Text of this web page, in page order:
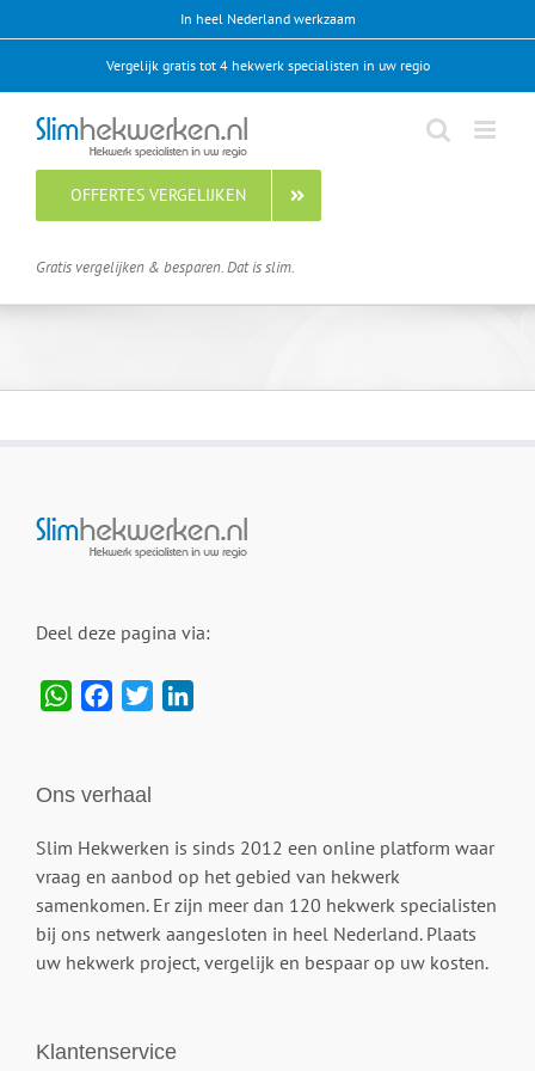
naar
In heel Nederland werkzaam
Vergelijk gratis tot 4 hekwerk specialisten in uw regio
OFFERTES VERGELIJKEN
Gratis vergelijken & besparen. Dat is slim.
Deel deze pagina via:
WhatsAppFacebook
Twitter
Ons verhaal
Slim Hekwerken is sinds 2012 een online platform waar
vraag en aanbod op het gebied van hekwerk
samenkomen. Er zijn meer dan 120 hekwerk specialisten
bij ons netwerk aangesloten in heel Nederland. Plaats
uw hekwerk project, vergelijk en bespaar op uw kosten.
Klantenservice